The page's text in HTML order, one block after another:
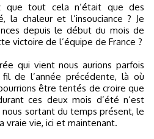
la chaleur et l’insouciance ? Je
depuis le début du mois de
victoire de l’équipe de France ?
qui vient nous aurions parfois
de l’année précédente, là où
être tentés de croire que
ces deux mois d’été n’est
sortant du temps présent, le
vraie vie, ici et maintenant.